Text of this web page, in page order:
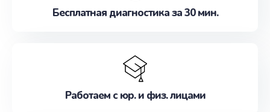
Бесплатная диагностика за 30 мин.
Работаем с юр. и физ. лицами